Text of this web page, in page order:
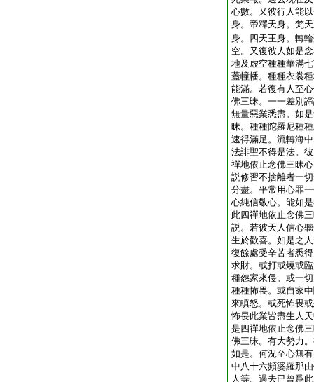
心數。又彼行人能
身。帝釋天身。梵
身。四天王身。轉
空。又復彼人如是
地及虚空種種華滿
蓋幢幡。種種衣裳
能滿。若復有人至
佛三昧。一一差別
無量惡業悉盡。如
昧。種種陀羅尼種
速得滿足。流轉海
法誹聖不得是法。
禪地依止念佛三昧
説修習不捨離者一
分盡。平常用心罪
心純信敬心。能如
此四禪地依止念佛
説。若彼天人信心
生於歡喜。如是之
復餘處受辛苦者悉
求財。或打或燒或
種怨家來侵。或一
種種怖畏。或自家
來瞋怒。或死怖畏
怖畏此業皆盡生人
是四禪地依止念佛
佛三昧。有大勢力
如是。何況至心無
中八十六頻婆羅那
人等。過去已曾爲